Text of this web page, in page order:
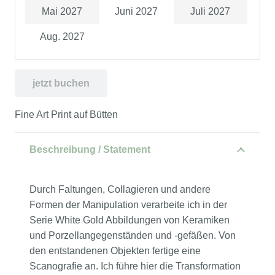
Mai 2027 Juni 2027 Juli 2027
Aug. 2027
jetzt buchen
Fine Art Print auf Bütten
Beschreibung / Statement
Durch Faltungen, Collagieren und andere
Formen der Manipulation verarbeite ich in der
Serie White Gold Abbildungen von Keramiken
und Porzellangegenständen und -gefäßen. Von
den entstandenen Objekten fertige eine
Scanografie an. Ich führe hier die Transformation